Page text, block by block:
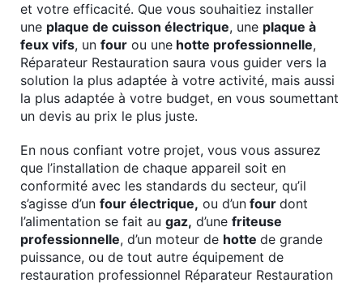
et votre efficacité. Que vous souhaitiez installer
une plaque de cuisson électrique, une plaque à
feux vifs, un four ou une hotte professionnelle,
Réparateur Restauration saura vous guider vers la
solution la plus adaptée à votre activité, mais aussi
la plus adaptée à votre budget, en vous soumettant
un devis au prix le plus juste.
En nous confiant votre projet, vous vous assurez
que l’installation de chaque appareil soit en
conformité avec les standards du secteur, qu’il
s’agisse d’un four électrique, ou d’un four dont
l’alimentation se fait au gaz, d’une friteuse
professionnelle, d’un moteur de hotte de grande
puissance, ou de tout autre équipement de
restauration professionnel Réparateur Restauration